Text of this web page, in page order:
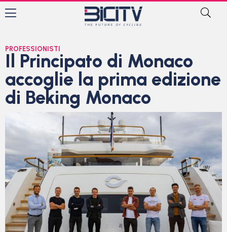
PROFESSIONISTI
Il Principato di Monaco
accoglie la prima edizione
di Beking Monaco